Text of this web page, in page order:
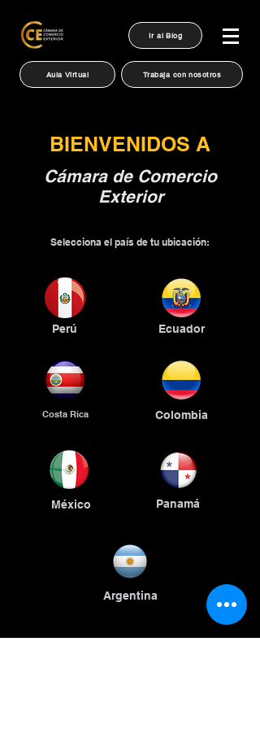
Aula Virtual
Ir al Blog
Trabaja con nosotros
BIENVENIDOS A
Cámara de Comercio
Exterior
Selecciona el país de tu ubicación:
Perú
Costa Rica
México
Ecuador
Colombia
Panamá
Argentina